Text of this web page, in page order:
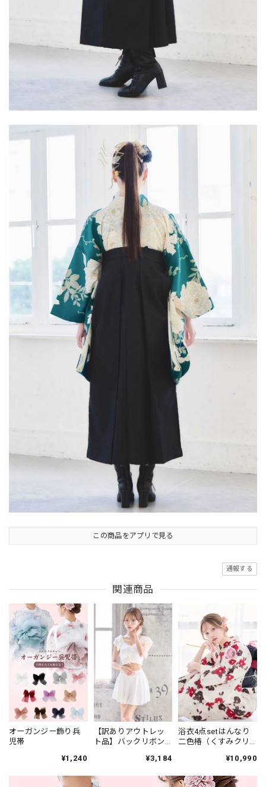
この商品をアプリで見る
通報する
関連商品
オーガンジー飾り兵
児帯
¥1,240
【訳ありアウトレッ
ト品】バックリボン×
¥3,184
浴衣4点setはんなり
二色椿（くすみクリ
¥10,990